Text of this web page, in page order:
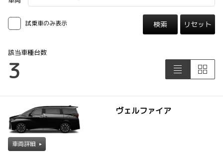
試乗車のみ表示 検索 リセット
該当車種台数
3
ヴェルファイア
車両詳細